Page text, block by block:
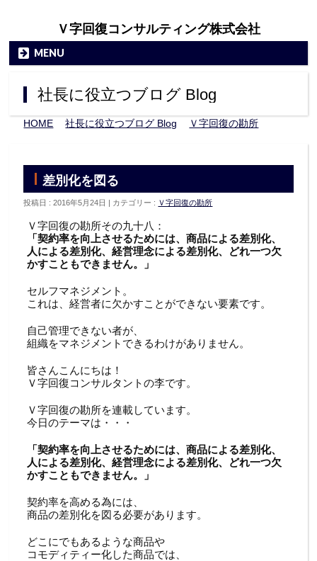
Ｖ字回復コンサルティング株式会社
MENU
社長に役立つブログ Blog
HOME 社長に役立つブログ Blog Ｖ字回復の勘所
差別化を図る
投稿日 : 2016年5月24日 カテゴリー : Ｖ字回復の勘所
Ｖ字回復の勘所その九十八：
「契約率を向上させるためには、商品による差別化、
人による差別化、経営理念による差別化、どれ一つ欠
かすこともできません。」
セルフマネジメント。
これは、経営者に欠かすことができない要素です。
自己管理できない者が、
組織をマネジメントできるわけがありません。
皆さんこんにちは！
Ｖ字回復コンサルタントの李です。
Ｖ字回復の勘所を連載しています。
今日のテーマは・・・
「契約率を向上させるためには、商品による差別化、
人による差別化、経営理念による差別化、どれ一つ欠
かすこともできません。」
契約率を高める為には、
商品の差別化を図る必要があります。
どこにでもあるような商品や
コモディティー化した商品では、